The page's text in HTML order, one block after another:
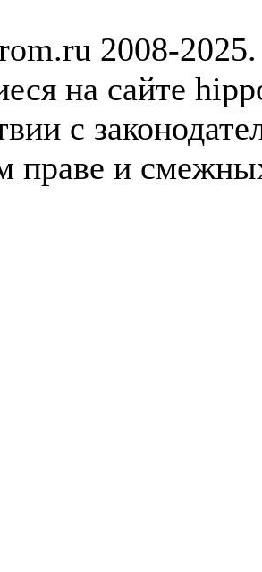
2008-
на сайте
с
праве и